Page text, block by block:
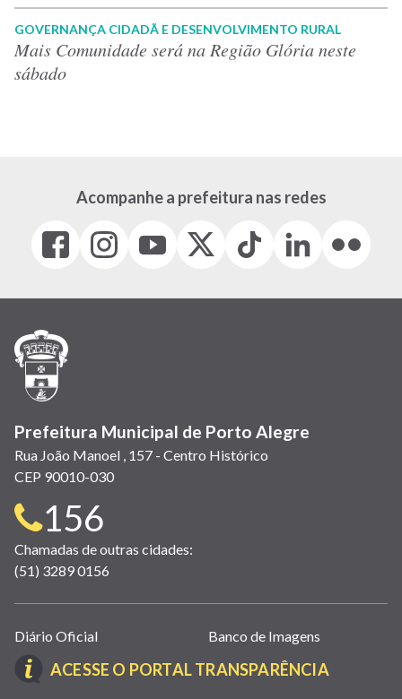
GOVERNANÇA CIDADÃ E DESENVOLVIMENTO RURAL
Mais Comunidade será na Região Glória neste
sábado
Acompanhe a prefeitura nas redes
Facebook
(link
em
janela)
Instagram
(link
em
(link
em
(Antigo
(link
Tiktok
(link
em
LinkedIn
(link
em
(link
em
Prefeitura Municipal de Porto Alegre
Rua João Manoel , 157 - Centro Histórico
CEP 90010-030
Telefone
para
contato:
156
Chamadas de outras cidades:
(51) 3289 0156
Links
úteis
(abrem
Diário Oficial Banco de Imagens
ACESSE O PORTAL TRANSPARÊNCIA(LINK